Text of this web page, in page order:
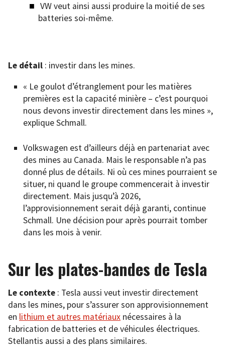
VW veut ainsi aussi produire la moitié de ses
batteries soi-même.
Le détail : investir dans les mines.
« Le goulot d’étranglement pour les matières
premières est la capacité minière – c’est pourquoi
nous devons investir directement dans les mines »,
explique Schmall.
Volkswagen est d’ailleurs déjà en partenariat avec
des mines au Canada. Mais le responsable n’a pas
donné plus de détails. Ni où ces mines pourraient se
situer, ni quand le groupe commencerait à investir
directement. Mais jusqu’à 2026,
l’approvisionnement serait déjà garanti, continue
Schmall. Une décision pour après pourrait tomber
dans les mois à venir.
Sur les plates-bandes de Tesla
Le contexte : Tesla aussi veut investir directement
dans les mines, pour s’assurer son approvisionnement
en lithium et autres matériaux nécessaires à la
fabrication de batteries et de véhicules électriques.
Stellantis aussi a des plans similaires.